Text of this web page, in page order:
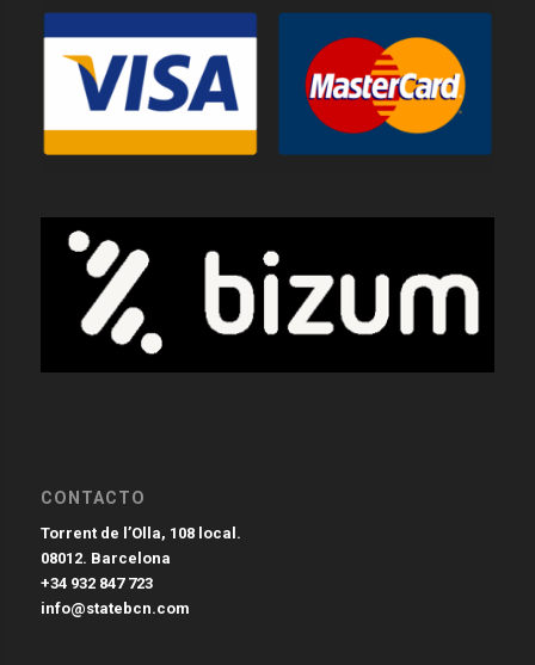
CONTACTO
Torrent de l’Olla, 108 local.
08012. Barcelona
+34 932 847 723
info@statebcn.com